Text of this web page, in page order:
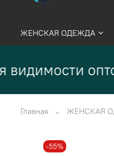
ЖЕНСКАЯ ОДЕЖДА
видимости
Главная ЖЕНСКАЯ
-55%